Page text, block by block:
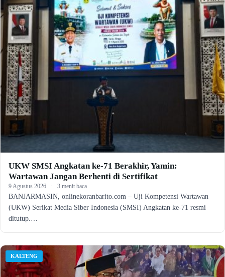
UKW SMSI Angkatan ke-71 Berakhir, Yamin:
Wartawan Jangan Berhenti di Sertifikat
9 Agustus 2026 · 3 menit baca
BANJARMASIN, onlinekoranbarito.com – Uji Kompetensi Wartawan
(UKW) Serikat Media Siber Indonesia (SMSI) Angkatan ke-71 resmi
ditutup.…
KALTENG